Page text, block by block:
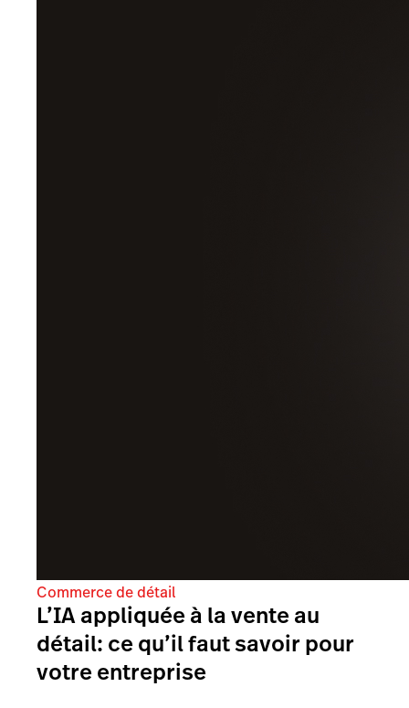
Commerce de détail
L’IA appliquée à la vente au
détail: ce qu’il faut savoir pour
votre entreprise